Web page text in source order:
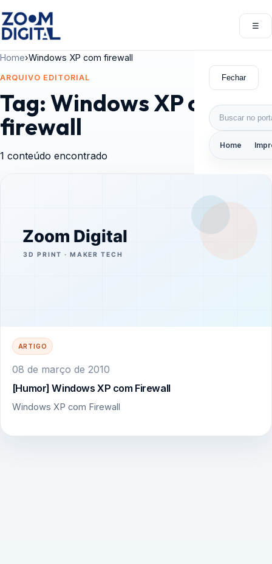
☰
Fechar
Buscar por:
Home
Home›Windows XP com firewall
ARQUIVO EDITORIAL
Tag:Windows XP com
firewall
1 conteúdo encontrado
ARTIGO
08 de março de 2010
[Humor] Windows XP com Firewall
Windows XP com Firewall